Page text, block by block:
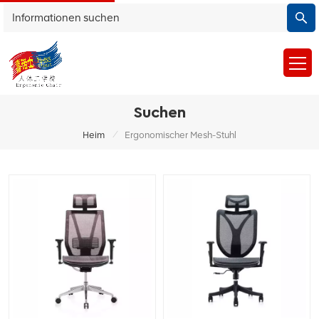
Suchen
Heim / Ergonomischer Mesh-Stuhl